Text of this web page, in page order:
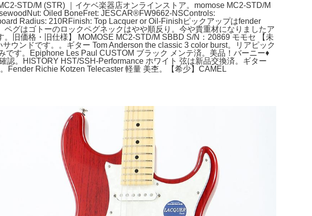
STD/M (STR) ｜イケベ楽器店オンラインストア。momose MC2-STD/M
Oiled BoneFret: JESCAR®FW9662-NSControls:
Radius: 210RFinish: Top Lacquer or Oil-Finishピックアップはfender
グはゴトーのロックペグネックはやや順反り。今や貴重材になりましたア
旧価格・旧仕様】 MOMOSE MC2-STD/M SBBD S/N：20869 モモセ 【未
ウンドです。。ギター Tom Anderson the classic 3 color burst。リアピック
す。Epiphone Les Paul CUSTOM ブラック メンテ済。美品！バーニー♦︎
。HISTORY HST/SSH-Performance ホワイト 弦は新品交換済。ギター
Fender Richie Kotzen Telecaster 軽量 美杢。【希少】CAMEL